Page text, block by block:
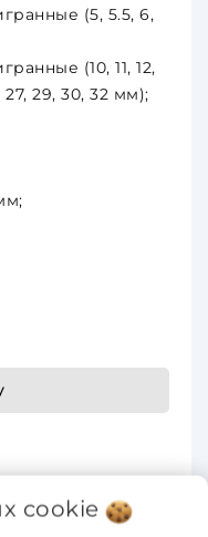
(5, 5.5, 6,
(10, 11, 12,
27, 29, 30, 32 мм);
cookie